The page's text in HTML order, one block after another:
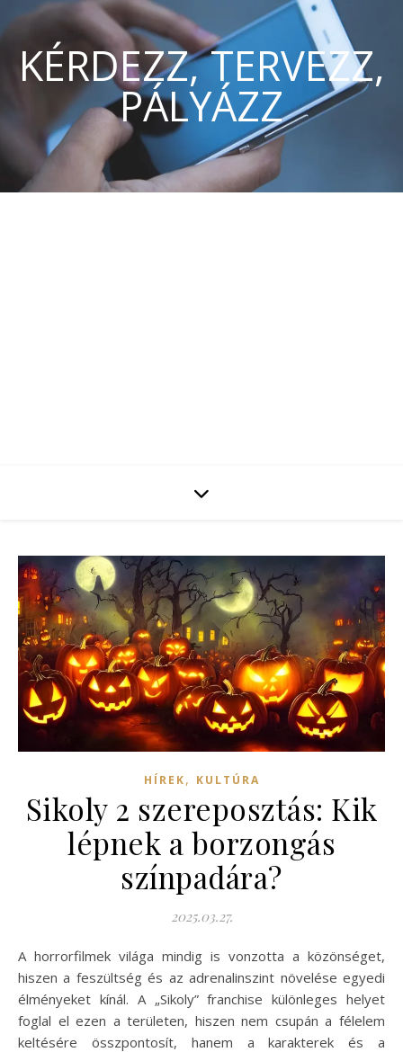
KÉRDEZZ, TERVEZZ,
PÁLYÁZZ
HÍREK, KULTÚRA
Sikoly 2 szereposztás: Kik
lépnek a borzongás
színpadára?
2025.03.27.
A horrorfilmek világa mindig is vonzotta a közönséget,
hiszen a feszültség és az adrenalinszint növelése egyedi
élményeket kínál. A „Sikoly” franchise különleges helyet
foglal el ezen a területen, hiszen nem csupán a félelem
keltésére összpontosít, hanem a karakterek és a